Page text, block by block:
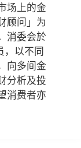
场上的金
顾问」为
消委会於
，以不同
向多间金
分析及投
消费者亦